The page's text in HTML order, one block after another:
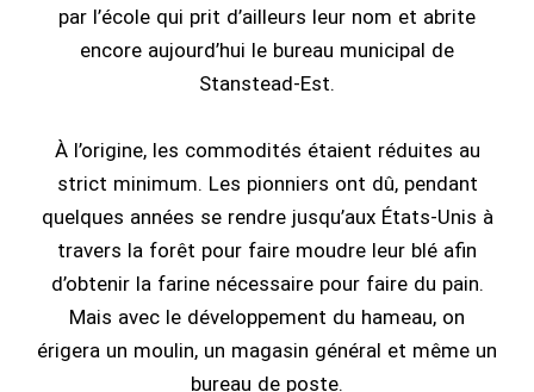
par l’école qui prit d’ailleurs leur nom et abrite
encore aujourd’hui le bureau municipal de
Stanstead-Est.
À l’origine, les commodités étaient réduites au
strict minimum. Les pionniers ont dû, pendant
quelques années se rendre jusqu’aux États-Unis à
travers la forêt pour faire moudre leur blé afin
d’obtenir la farine nécessaire pour faire du pain.
Mais avec le développement du hameau, on
érigera un moulin, un magasin général et même un
bureau de poste.